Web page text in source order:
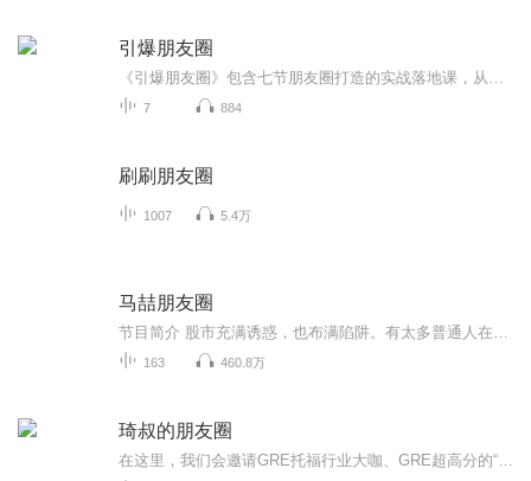
引爆朋友圈
7 884
刷刷朋友圈
1007 5.4万
马喆朋友圈
163 460.8万
琦叔的朋友圈